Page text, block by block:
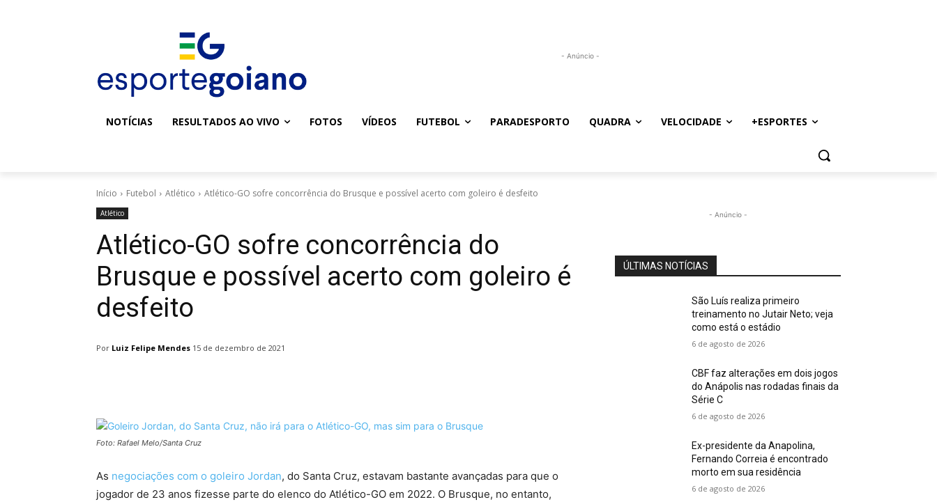
- Anúncio -
NOTÍCIAS RESULTADOS AO VIVO FOTOS VÍDEOS FUTEBOL PARADESPORTO QUADRA VELOCIDADE +ESPORTES
Início Futebol Atlético Atlético-GO sofre concorrência do Brusque e possível acerto com goleiro é desfeito
Atlético
Atlético-GO sofre concorrência do
Brusque e possível acerto com goleiro é
desfeito
Por Luiz Felipe Mendes 15 de dezembro de 2021
Foto: Rafael Melo/Santa Cruz
As negociações com o goleiro Jordan, do Santa Cruz, estavam bastante avançadas para que o
jogador de 23 anos fizesse parte do elenco do Atlético-GO em 2022. O Brusque, no entanto,
- Anúncio -
ÚLTIMAS NOTÍCIAS
São Luís realiza primeiro
treinamento no Jutair Neto; veja
como está o estádio
6 de agosto de 2026
CBF faz alterações em dois jogos
do Anápolis nas rodadas finais da
Série C
6 de agosto de 2026
Ex-presidente da Anapolina,
Fernando Correia é encontrado
morto em sua residência
6 de agosto de 2026